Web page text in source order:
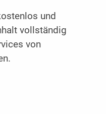
und
vollständig
von